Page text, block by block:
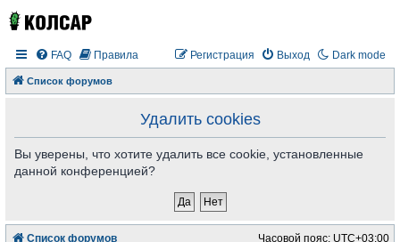
Dark mode
FAQ Правила Выход
Регистрация
Список форумов
Удалить cookies
Вы уверены, что хотите удалить все cookie, установленные
данной конференцией?
Список форумов Часовой пояс: UTC+03:00